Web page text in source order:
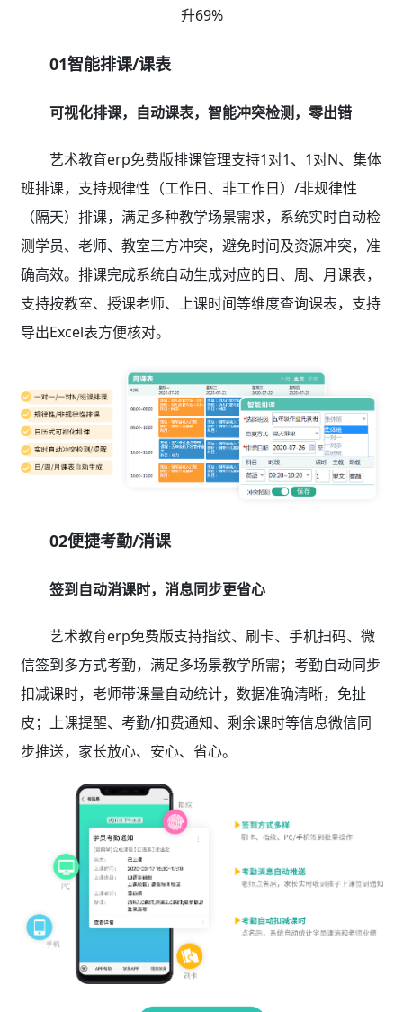
升69%
01智能排课/课表
可视化排课，自动课表，智能冲突检测，零出错
艺术教育erp免费版排课管理支持1对1、1对N、集体
班排课，支持规律性（工作日、非工作日）/非规律性
（隔天）排课，满足多种教学场景需求，系统实时自动检
测学员、老师、教室三方冲突，避免时间及资源冲突，准
确高效。排课完成系统自动生成对应的日、周、月课表，
支持按教室、授课老师、上课时间等维度查询课表，支持
导出Excel表方便核对。
02便捷考勤/消课
签到自动消课时，消息同步更省心
艺术教育erp免费版支持指纹、刷卡、手机扫码、微
信签到多方式考勤，满足多场景教学所需；考勤自动同步
扣减课时，老师带课量自动统计，数据准确清晰，免扯
皮；上课提醒、考勤/扣费通知、剩余课时等信息微信同
步推送，家长放心、安心、省心。